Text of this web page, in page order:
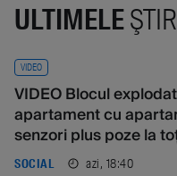
ULTIMELE
VIDEO
VIDEO Blocul
apartament cu
senzori plus poze la
SOCIAL azi, 18:40